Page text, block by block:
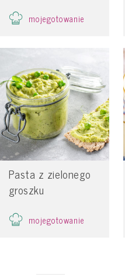
mojegotowanie
Pasta z zielonego
groszku
mojegotowanie